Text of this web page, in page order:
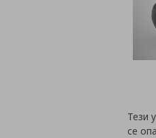
Тези
се